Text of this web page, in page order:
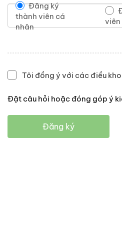
Đăng ký
thành viên cá
nhân
viên
Tôi đồng ý với các điều
Đặt câu hỏi hoặc đóng góp ý
Đăng ký